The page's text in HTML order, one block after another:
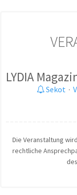
LYDIA
Sekot ·
Die Veranstaltung
rechtliche